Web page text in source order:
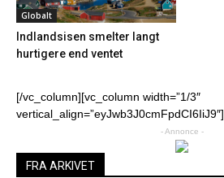
Globalt
Indlandsisen smelter langt
hurtigere end ventet
[/vc_column][vc_column width=”1/3″
vertical_align=”eyJwb3J0cmFpdCI6IiJ9″]
- Annonce -
FRA ARKIVET